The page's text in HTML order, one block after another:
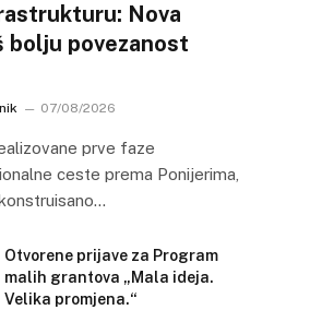
Nova
bolju povezanost
07/08/2026
prve faze
ceste prema Ponijerima,
Otvorene prijave za Program
malih grantova „Mala ideja.
Velika promjena.“